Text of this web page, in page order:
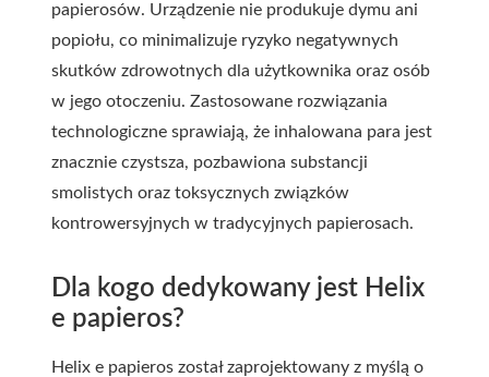
papierosów. Urządzenie nie produkuje dymu ani
popiołu, co minimalizuje ryzyko negatywnych
skutków zdrowotnych dla użytkownika oraz osób
w jego otoczeniu. Zastosowane rozwiązania
technologiczne sprawiają, że inhalowana para jest
znacznie czystsza, pozbawiona substancji
smolistych oraz toksycznych związków
kontrowersyjnych w tradycyjnych papierosach.
Dla kogo dedykowany jest Helix
e papieros?
Helix e papieros został zaprojektowany z myślą o